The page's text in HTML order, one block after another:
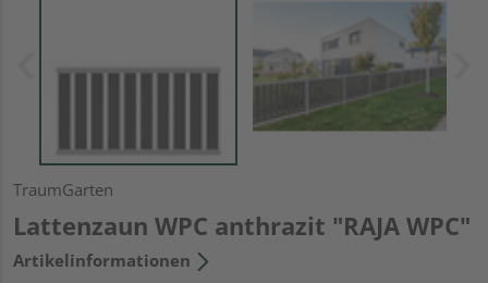
TraumGarten
Lattenzaun WPC anthrazit "RAJA WPC"
Artikelinformationen